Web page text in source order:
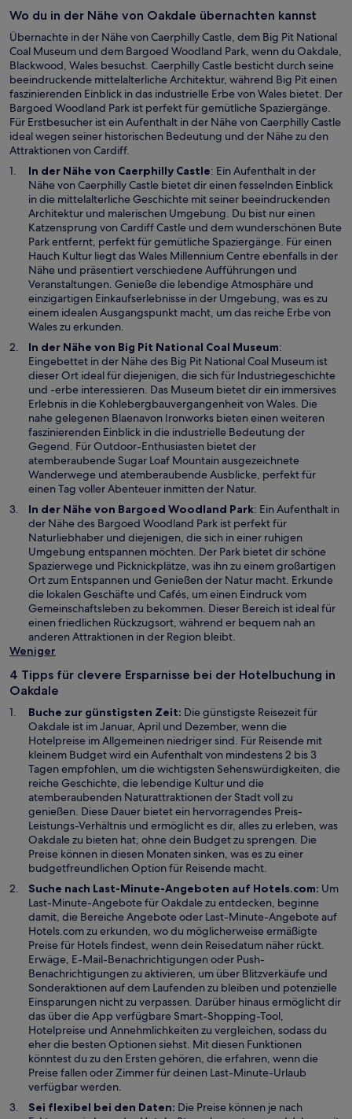
f
n
e
t
e
n
F
e
n
s
t
e
r
g
ö
f
f
n
e
t
Wo du in der Nähe von Oakdale übernachten kannst
Übernachte in der Nähe von Caerphilly Castle, dem Big Pit National
Coal Museum und dem Bargoed Woodland Park, wenn du Oakdale,
Blackwood, Wales besuchst. Caerphilly Castle besticht durch seine
beeindruckende mittelalterliche Architektur, während Big Pit einen
faszinierenden Einblick in das industrielle Erbe von Wales bietet. Der
Bargoed Woodland Park ist perfekt für gemütliche Spaziergänge.
Für Erstbesucher ist ein Aufenthalt in der Nähe von Caerphilly Castle
ideal wegen seiner historischen Bedeutung und der Nähe zu den
Attraktionen von Cardiff.
In der Nähe von Caerphilly CastleW
i
r
d
i
n
e
i
n
e
m
e
u
e
n
F
e
n
s
t
e
r
g
e
ö
f
f
n
e
t
: Ein Aufenthalt in der
Nähe von Caerphilly Castle bietet dir einen fesselnden Einblick
in die mittelalterliche Geschichte mit seiner beeindruckenden
Architektur und malerischen Umgebung. Du bist nur einen
Katzensprung von Cardiff Castle und dem wunderschönen Bute
Park entfernt, perfekt für gemütliche Spaziergänge. Für einen
Hauch Kultur liegt das Wales Millennium Centre ebenfalls in der
Nähe und präsentiert verschiedene Aufführungen und
Veranstaltungen. Genieße die lebendige Atmosphäre und
einzigartigen Einkaufserlebnisse in der Umgebung, was es zu
einem idealen Ausgangspunkt macht, um das reiche Erbe von
Wales zu erkunden.
In der Nähe von Big Pit National Coal MuseumW
i
r
d
i
n
e
n
e
n
e
u
e
n
F
e
n
s
t
g
f
f
n
e
t
:
Eingebettet in der Nähe des Big Pit National Coal Museum ist
dieser Ort ideal für diejenigen, die sich für Industriegeschichte
und -erbe interessieren. Das Museum bietet dir ein immersives
Erlebnis in die Kohlebergbauvergangenheit von Wales. Die
nahe gelegenen Blaenavon Ironworks bieten einen weiteren
faszinierenden Einblick in die industrielle Bedeutung der
Gegend. Für Outdoor-Enthusiasten bietet der
atemberaubende Sugar Loaf Mountain ausgezeichnete
Wanderwege und atemberaubende Ausblicke, perfekt für
einen Tag voller Abenteuer inmitten der Natur.
In der Nähe von Bargoed Woodland ParkW
i
r
d
i
n
e
i
n
e
e
s
t
e
e
ö
f
n
e
t
: Ein Aufenthalt in
der Nähe des Bargoed Woodland Park ist perfekt für
Naturliebhaber und diejenigen, die sich in einer ruhigen
Umgebung entspannen möchten. Der Park bietet dir schöne
Spazierwege und Picknickplätze, was ihn zu einem großartigen
Ort zum Entspannen und Genießen der Natur macht. Erkunde
die lokalen Geschäfte und Cafés, um einen Eindruck vom
Gemeinschaftsleben zu bekommen. Dieser Bereich ist ideal für
einen friedlichen Rückzugsort, während er bequem nah an
anderen Attraktionen in der Region bleibt.
Weniger
4 Tipps für clevere Ersparnisse bei der Hotelbuchung in
Oakdale
Buche zur günstigsten Zeit: Die günstigste Reisezeit für
Oakdale ist im Januar, April und Dezember, wenn die
Hotelpreise im Allgemeinen niedriger sind. Für Reisende mit
kleinem Budget wird ein Aufenthalt von mindestens 2 bis 3
Tagen empfohlen, um die wichtigsten Sehenswürdigkeiten, die
reiche Geschichte, die lebendige Kultur und die
atemberaubenden Naturattraktionen der Stadt voll zu
genießen. Diese Dauer bietet ein hervorragendes Preis-
Leistungs-Verhältnis und ermöglicht es dir, alles zu erleben, was
Oakdale zu bieten hat, ohne dein Budget zu sprengen. Die
Preise können in diesen Monaten sinken, was es zu einer
budgetfreundlichen Option für Reisende macht.
Suche nach Last-Minute-Angeboten auf Hotels.com: Um
Last-Minute-Angebote für Oakdale zu entdecken, beginne
damit, die BereicheAngeboteW
i
r
d
i
n
e
i
n
e
m
n
u
e
oder Last-Minute-Angebote auf
Hotels.com zu erkunden, wo du möglicherweise ermäßigte
Preise für Hotels findest, wenn dein Reisedatum näher rückt.
Erwäge, E-Mail-Benachrichtigungen oder Push-
Benachrichtigungen zu aktivieren, um über Blitzverkäufe und
Sonderaktionen auf dem Laufenden zu bleiben und potenzielle
Einsparungen nicht zu verpassen. Darüber hinaus ermöglicht dir
das über die App verfügbare Smart-Shopping-Tool,
Hotelpreise und Annehmlichkeiten zu vergleichen, sodass du
eher die besten Optionen siehst. Mit diesen Funktionen
könntest du zu den Ersten gehören, die erfahren, wenn die
Preise fallen oder Zimmer für deinen Last-Minute-Urlaub
verfügbar werden.
Sei flexibel bei den Daten: Die Preise können je nach